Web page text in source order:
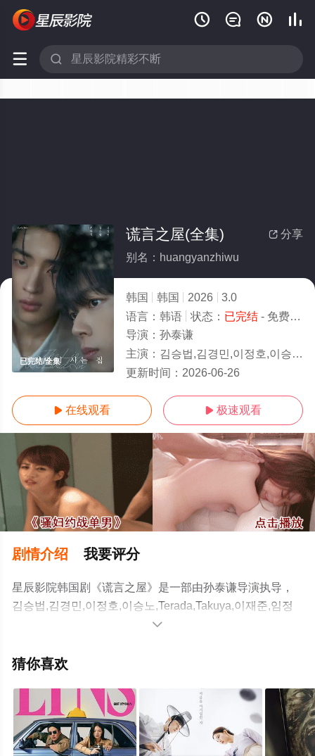
   
 
已完结/全集
 分享
谎言之屋(全集)
别名：huangyanzhiwu
韩国 韩国 2026
3.0
语言： 韩语 状态： 已完结- 免费在线观看
导演： 孙泰谦
主演： 김승법,김경민,이정호,이승노,Terada,Takuya,이재준,임정규
更新时间： 2026-06-26
 在线观看  极速观看
剧情介绍 我要评分
星辰影院韩国剧《谎言之屋》是一部由孙泰谦导演执导，
김승법,김경민,이정호,이승노,Terada,Takuya,이재준,임정
규等演员精彩演绎的韩国电视剧，大结局剧情已揭晓（已
星辰影视，更多相关信息可移步至豆瓣电视剧、电视猫或

猜你喜欢